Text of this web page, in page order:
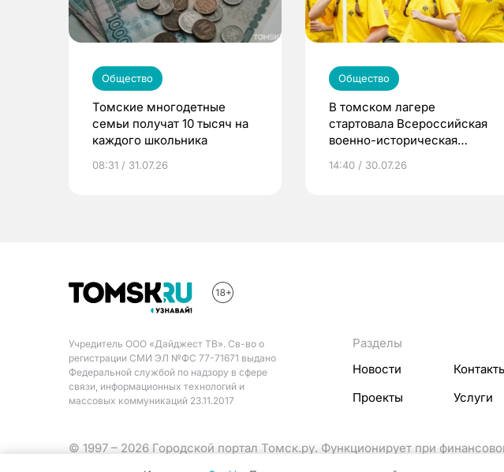
Общество
Томские многодетные
семьи получат 10 тысяч на
каждого школьника
08:31 / 31.07.26
Общество
В томском лагере
стартовала Всероссийская
военно-историческая
14:40 / 30.07.26
Учредитель ООО «Дайджест ТВ». Св-во о
регистрации СМИ ЭЛ №ФС 77-71671 выдано
Федеральной службой по надзору в сфере
связи, информационных технологий и
массовых коммуникаций 23.11.2017
Разделы
Новости
Проекты
Услуги
© 1997 – 2026 Городской портал Томск.ру. Функционирует при